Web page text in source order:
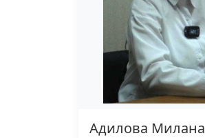
Адилова Милана